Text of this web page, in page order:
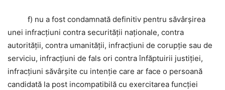
f) nu a fost condamnată definitiv pentru săvârșirea
unei infracțiuni contra securității naționale, contra
autorității, contra umanității, infracțiuni de corupție sau de
serviciu, infracțiuni de fals ori contra înfăptuirii justiției,
infracțiuni săvârșite cu intenție care ar face o persoană
candidată la post incompatibilă cu exercitarea funcției